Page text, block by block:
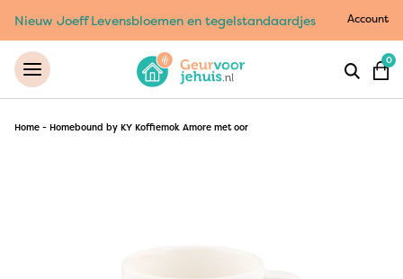
Nieuw Joeff Levensbloemen en tegelstandaardjes Account
0
Home - Homebound by KY Koffiemok Amore met oor